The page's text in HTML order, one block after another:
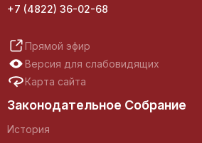
+7 (4822) 36-02-68
Прямой эфир
Версия для слабовидящих
Карта сайта
Законодательное Собрание
История